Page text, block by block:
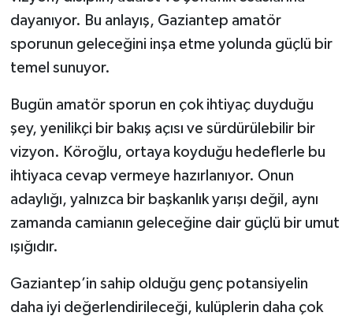
dayanıyor. Bu anlayış, Gaziantep amatör
sporunun geleceğini inşa etme yolunda güçlü bir
temel sunuyor.
Bugün amatör sporun en çok ihtiyaç duyduğu
şey, yenilikçi bir bakış açısı ve sürdürülebilir bir
vizyon. Köroğlu, ortaya koyduğu hedeflerle bu
ihtiyaca cevap vermeye hazırlanıyor. Onun
adaylığı, yalnızca bir başkanlık yarışı değil, aynı
zamanda camianın geleceğine dair güçlü bir umut
ışığıdır.
Gaziantep’in sahip olduğu genç potansiyelin
daha iyi değerlendirileceği, kulüplerin daha çok
Teknoloji
Türkiye
Yaşam
Yemek